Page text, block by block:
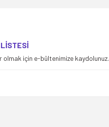
için e-bültenimize kaydolunuz.